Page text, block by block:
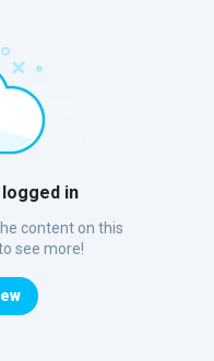
logged in
content on this
see more!